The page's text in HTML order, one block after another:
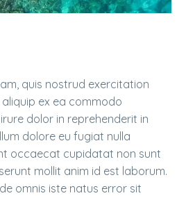
quis nostrud exercitation
ex ea commodo
dolor in reprehenderit in
dolore eu fugiat nulla
occaecat cupidatat non sunt
mollit anim id est laborum.
omnis iste natus error sit